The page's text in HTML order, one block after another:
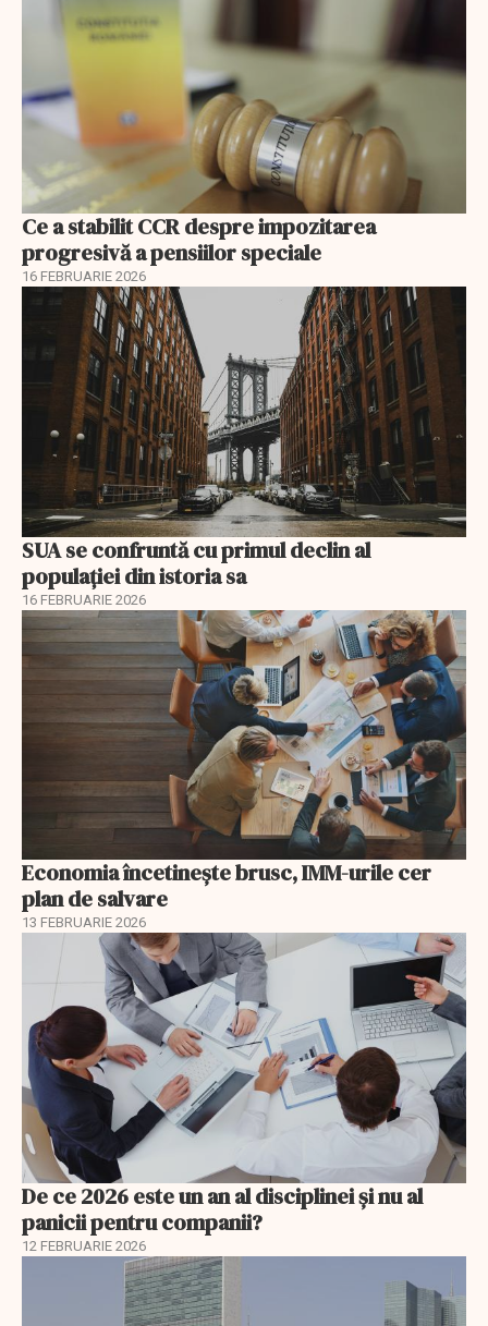
Ce a stabilit CCR despre impozitarea
progresivă a pensiilor speciale
16 FEBRUARIE 2026
SUA se confruntă cu primul declin al
populației din istoria sa
16 FEBRUARIE 2026
Economia încetinește brusc, IMM-urile cer
plan de salvare
13 FEBRUARIE 2026
De ce 2026 este un an al disciplinei și nu al
panicii pentru companii?
12 FEBRUARIE 2026